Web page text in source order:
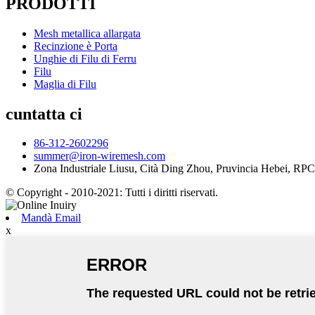
Mesh metallica allargata
Recinzione è Porta
Unghie di Filu di Ferru
Filu
Maglia di Filu
cuntatta ci
86-312-2602296
summer@iron-wiremesh.com
Zona Industriale Liusu, Cità Ding Zhou, Pruvincia Hebei,
© Copyright - 2010-2021: Tutti i diritti riservati.
Mandà Email
x